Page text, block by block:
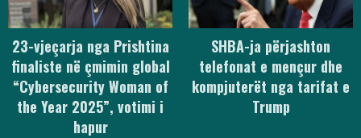
23-vjeçarja nga Prishtina
finaliste në çmimin global
“Cybersecurity Woman of
the Year 2025”, votimi i
hapur
SHBA-ja përjashton
telefonat e mençur dhe
kompjuterët nga tarifat e
Trump